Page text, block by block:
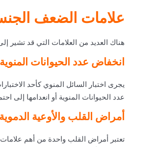
علامات الضعف
هناك العديد من العلامات التي قد تشير
انخفاض عدد الحيوانات المنوية
يجرى اختبار السائل المنوي كأحد
عدد الحيوانات المنوية أو انعدامها إلى
أمراض القلب والأوعية الدموية
تعتبر أمراض القلب واحدة من أهم